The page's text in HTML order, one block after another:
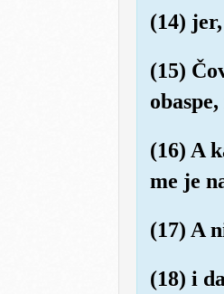
(14)
(15)
(16) A
me je
(17) A
(18) i